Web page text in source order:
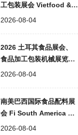
工包装展会 Vietfood & B
everage & Propack
2026-08-04
2026 土耳其食品展会、
食品加工包装机械展览会
F-istanbul
2026-08-04
南美巴西国际食品配料展
会 Fi South America 20
26 | 食品添加剂展会
2026-08-04